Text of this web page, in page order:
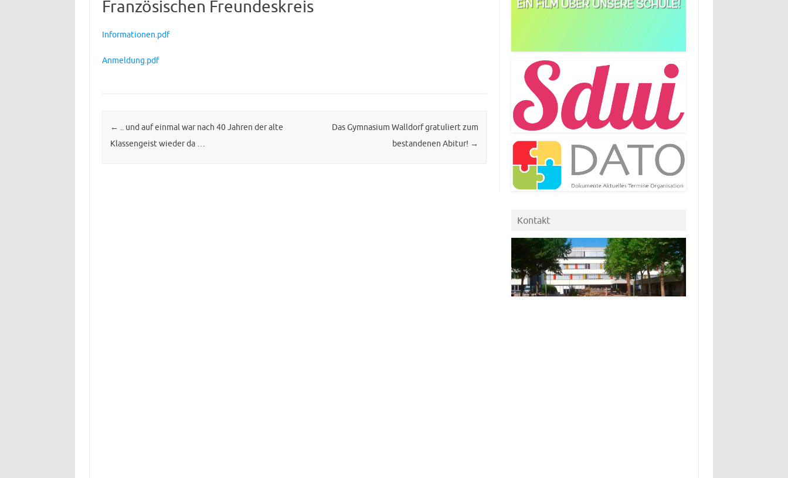
Französischen Freundeskreis
Informationen.pdf
Anmeldung.pdf
Post navigation
←
.. und auf einmal war nach 40 Jahren der alte
Klassengeist wieder da …
Das Gymnasium Walldorf gratuliert zum
bestandenen Abitur! →
Kontakt